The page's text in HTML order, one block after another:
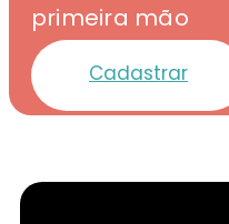
primeira mão
Cadastrar